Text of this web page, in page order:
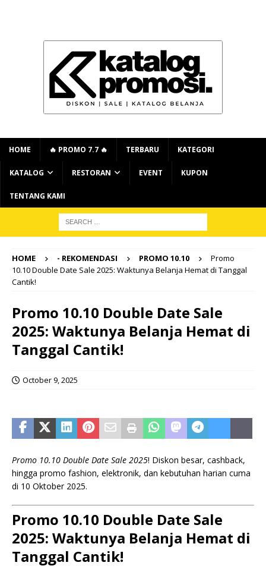
HOME 🔥 PROMO 7.7 🔥 TERBARU KATEGORI
KATALOG RESTORAN EVENT KUPON
TENTANG KAMI
HOME - REKOMENDASI PROMO 10.10
Promo
10.10 Double Date Sale 2025: Waktunya Belanja Hemat di Tanggal
Cantik!
Promo 10.10 Double Date Sale
2025: Waktunya Belanja Hemat di
Tanggal Cantik!
October 9, 2025
Promo 10.10 Double Date Sale 2025! Diskon besar, cashback,
hingga promo fashion, elektronik, dan kebutuhan harian cuma
di 10 Oktober 2025.
Promo 10.10 Double Date Sale
2025: Waktunya Belanja Hemat di
Tanggal Cantik!